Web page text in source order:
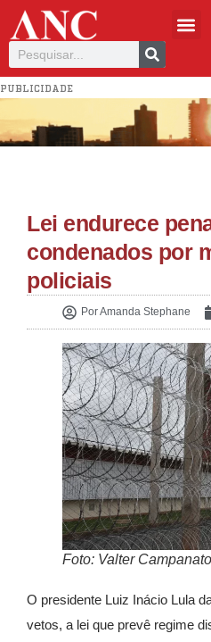
PUBLICIDADE
Lei endurece
condenados por
policiais
PorAmanda Stephane
Foto: Valter Campanato
O presidente Luiz Inácio Lula
vetos, a lei que prevê regime